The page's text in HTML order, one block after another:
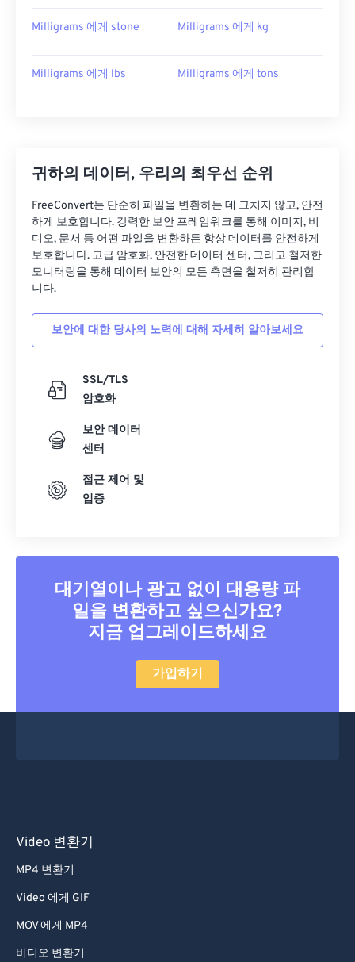
Milligrams 에게 stone Milligrams 에게 kg
Milligrams 에게 lbs Milligrams 에게 tons
귀하의 데이터, 우리의 최우선 순위
FreeConvert는 단순히 파일을 변환하는 데 그치지 않고, 안전
하게 보호합니다. 강력한 보안 프레임워크를 통해 이미지, 비
디오, 문서 등 어떤 파일을 변환하든 항상 데이터를 안전하게
보호합니다. 고급 암호화, 안전한 데이터 센터, 그리고 철저한
모니터링을 통해 데이터 보안의 모든 측면을 철저히 관리합
니다.
보안에 대한 당사의 노력에 대해 자세히 알아보세요
SSL/TLS
암호화
보안 데이터
센터
접근 제어 및
입증
대기열이나 광고 없이 대용량 파
일을 변환하고 싶으신가요?
지금 업그레이드하세요
가입하기
Video 변환기
MP4 변환기
Video 에게 GIF
MOV 에게 MP4
비디오 변환기